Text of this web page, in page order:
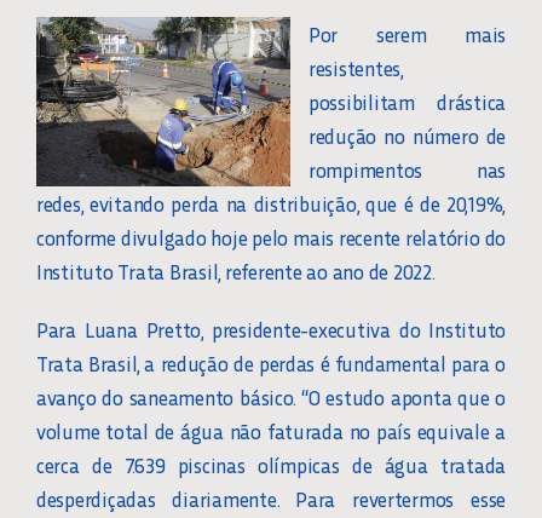
Por serem mais
resistentes,
possibilitam drástica
redução no número de
rompimentos nas
redes, evitando perda na distribuição, que é de 20,19%,
conforme divulgado hoje pelo mais recente relatório do
Instituto Trata Brasil, referente ao ano de 2022.
Para Luana Pretto, presidente-executiva do Instituto
Trata Brasil, a redução de perdas é fundamental para o
avanço do saneamento básico. “O estudo aponta que o
volume total de água não faturada no país equivale a
cerca de 7.639 piscinas olímpicas de água tratada
desperdiçadas diariamente. Para revertermos esse